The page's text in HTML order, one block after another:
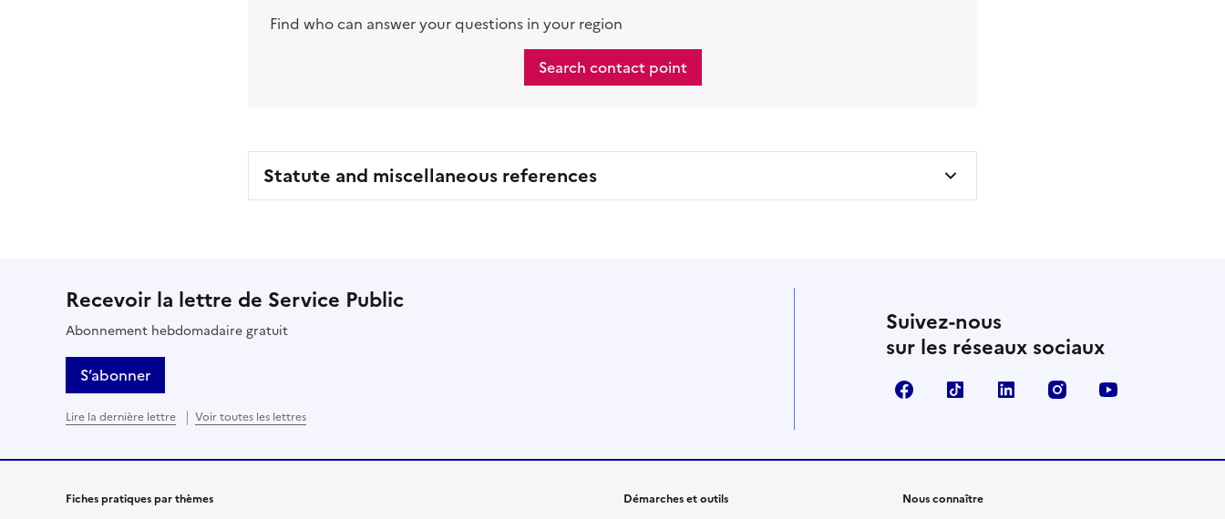
Find who can answer your questions in your region
Search contact point
Statute and miscellaneous references
Recevoir la lettre de Service Public
Abonnement hebdomadaire gratuit
S’abonner
Lire la dernière lettre Voir toutes les lettres
Suivez-nous
sur les réseaux sociaux
FacebookTikTok LinkedIn Instagram
Fiches pratiques par thèmes
Démarches et outils
Nous connaître